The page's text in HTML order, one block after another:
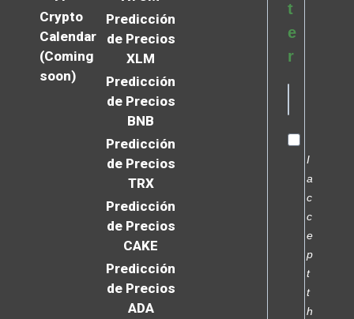
Crypto
Calendar
(Coming
soon)
Predicción
de Precios
XLM
Predicción
de Precios
BNB
Predicción
de Precios
TRX
Predicción
de Precios
CAKE
Predicción
de Precios
ADA
t
e
r
I
a
c
c
e
p
t
t
h